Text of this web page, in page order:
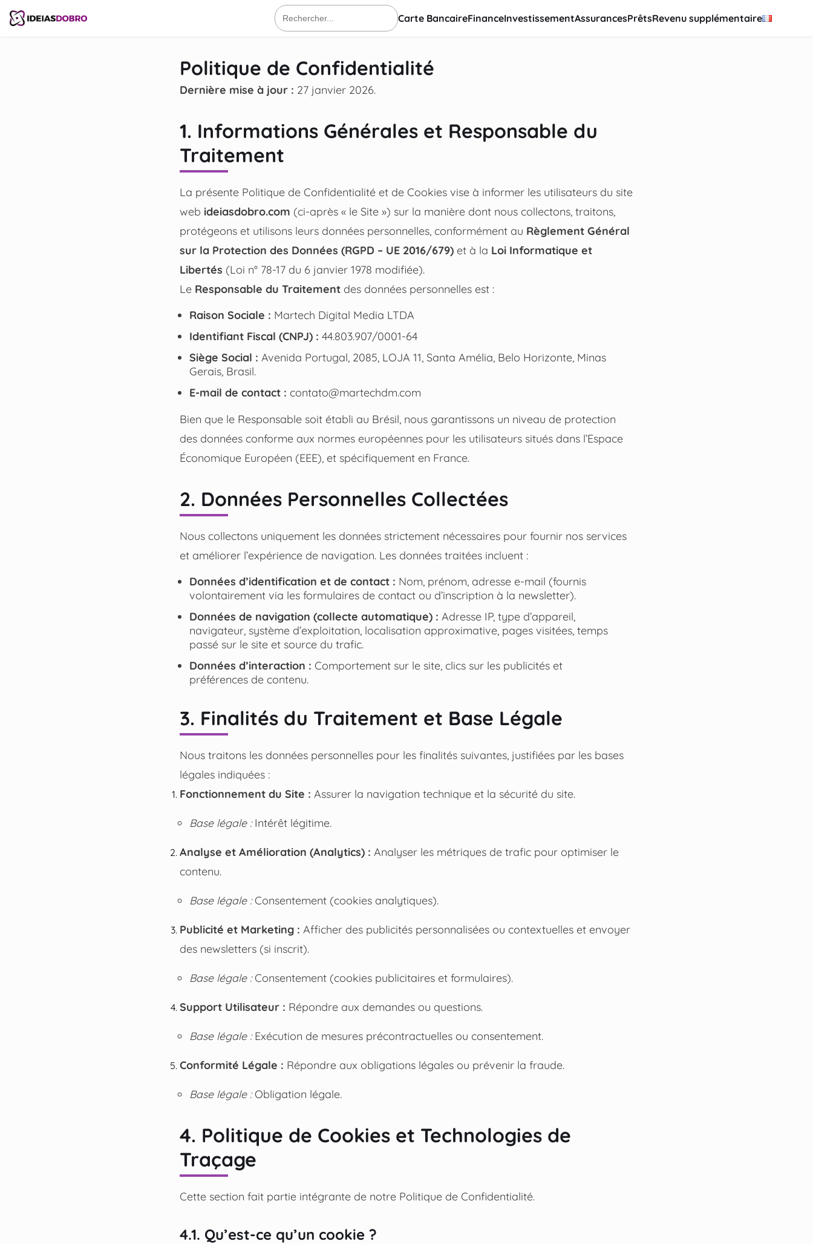
Rechercher
Carte BancaireFinanceInvestissementAssurancesPrêtsRevenu supplémentaire
Politique de Confidentialité
Dernière mise à jour : 27 janvier 2026.
1. Informations Générales et Responsable du
Traitement
La présente Politique de Confidentialité et de Cookies vise à informer les utilisateurs du site
web ideiasdobro.com (ci-après « le Site ») sur la manière dont nous collectons, traitons,
protégeons et utilisons leurs données personnelles, conformément au Règlement Général
sur la Protection des Données (RGPD – UE 2016/679) et à la Loi Informatique et
Libertés (Loi n° 78-17 du 6 janvier 1978 modifiée).
Le Responsable du Traitement des données personnelles est :
Raison Sociale : Martech Digital Media LTDA
Identifiant Fiscal (CNPJ) : 44.803.907/0001-64
Siège Social : Avenida Portugal, 2085, LOJA 11, Santa Amélia, Belo Horizonte, Minas
Gerais, Brasil.
E-mail de contact : contato@martechdm.com
Bien que le Responsable soit établi au Brésil, nous garantissons un niveau de protection
des données conforme aux normes européennes pour les utilisateurs situés dans l’Espace
Économique Européen (EEE), et spécifiquement en France.
2. Données Personnelles Collectées
Nous collectons uniquement les données strictement nécessaires pour fournir nos services
et améliorer l’expérience de navigation. Les données traitées incluent :
Données d’identification et de contact : Nom, prénom, adresse e-mail (fournis
volontairement via les formulaires de contact ou d’inscription à la newsletter).
Données de navigation (collecte automatique) : Adresse IP, type d’appareil,
navigateur, système d’exploitation, localisation approximative, pages visitées, temps
passé sur le site et source du trafic.
Données d’interaction : Comportement sur le site, clics sur les publicités et
préférences de contenu.
3. Finalités du Traitement et Base Légale
Nous traitons les données personnelles pour les finalités suivantes, justifiées par les bases
légales indiquées :
Fonctionnement du Site : Assurer la navigation technique et la sécurité du site.
Base légale :Intérêt légitime.
Analyse et Amélioration (Analytics) : Analyser les métriques de trafic pour optimiser le
contenu.
Base légale :Consentement (cookies analytiques).
Publicité et Marketing : Afficher des publicités personnalisées ou contextuelles et envoyer
des newsletters (si inscrit).
Base légale :Consentement (cookies publicitaires et formulaires).
Support Utilisateur : Répondre aux demandes ou questions.
Base légale :Exécution de mesures précontractuelles ou consentement.
Conformité Légale : Répondre aux obligations légales ou prévenir la fraude.
Base légale :Obligation légale.
4. Politique de Cookies et Technologies de
Traçage
Cette section fait partie intégrante de notre Politique de Confidentialité.
4.1. Qu’est-ce qu’un cookie ?